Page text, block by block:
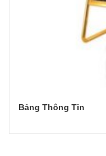
Bảng Thông Tin